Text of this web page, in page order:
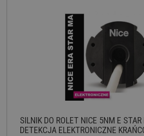
SILNIK DO ROLET NICE 5NM E
DETEKCJA ELEKTRONICZNE